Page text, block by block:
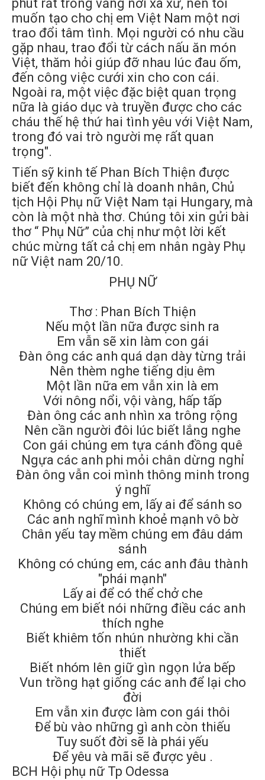
phút rất trống vắng nơi xa xứ, nên tôi
muốn tạo cho chị em Việt Nam một nơi
trao đổi tâm tình. Mọi người có nhu cầu
gặp nhau, trao đổi từ cách nấu ăn món
Việt, thăm hỏi giúp đỡ nhau lúc đau ốm,
đến công việc cưới xin cho con cái.
Ngoài ra, một việc đặc biệt quan trọng
nữa là giáo dục và truyền được cho các
cháu thế hệ thứ hai tình yêu với Việt Nam,
trong đó vai trò người mẹ rất quan
trọng".
Tiến sỹ kinh tế Phan Bích Thiện được
biết đến không chỉ là doanh nhân, Chủ
tịch Hội Phụ nữ Việt Nam tại Hungary, mà
còn là một nhà thơ. Chúng tôi xin gửi bài
thơ “ Phụ Nữ” của chị như một lời kết
chúc mừng tất cả chị em nhân ngày Phụ
nữ Việt nam 20/10.
PHỤ NỮ
Thơ : Phan Bích Thiện
Nếu một lần nữa được sinh ra
Em vẫn sẽ xin làm con gái
Đàn ông các anh quá dạn dày từng trải
Nên thèm nghe tiếng dịu êm
Một lần nữa em vẫn xin là em
Với nông nổi, vội vàng, hấp tấp
Đàn ông các anh nhìn xa trông rộng
Nên cần người đôi lúc biết lắng nghe
Con gái chúng em tựa cánh đồng quê
Ngựa các anh phi mỏi chân dừng nghỉ
Đàn ông vẫn coi mình thông minh trong
ý nghĩ
Không có chúng em, lấy ai để sánh so
Các anh nghĩ mình khoẻ mạnh vô bờ
Chân yếu tay mềm chúng em đâu dám
sánh
Không có chúng em, các anh đâu thành
"phái mạnh"
Lấy ai để có thể chở che
Chúng em biết nói những điều các anh
thích nghe
Biết khiêm tốn nhún nhường khi cần
thiết
Biết nhóm lên giữ gìn ngọn lửa bếp
Vun trồng hạt giống các anh để lại cho
đời
Em vẫn xin được làm con gái thôi
Để bù vào những gì anh còn thiếu
Tuy suốt đời sẽ là phái yếu
Để yêu và mãi sẽ được yêu .
BCH Hội phụ nữ Tp Odessa